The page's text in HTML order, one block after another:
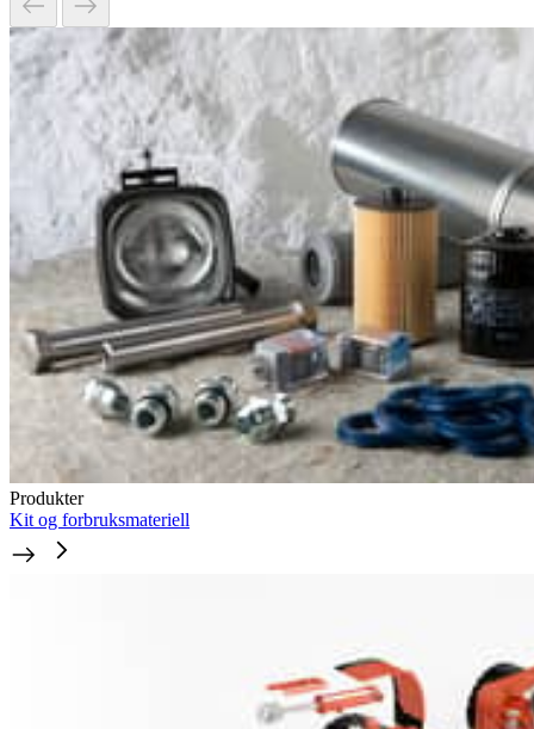
Produkter
Kit og forbruksmateriell